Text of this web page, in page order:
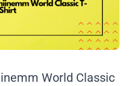
World Classic